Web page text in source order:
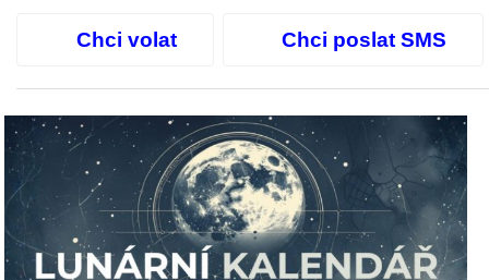
Chci volat Chci poslat SMS